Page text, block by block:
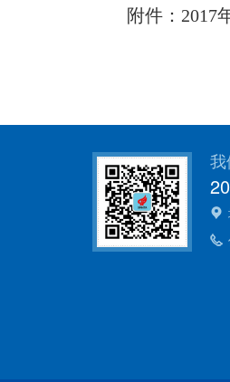
附件： 2017